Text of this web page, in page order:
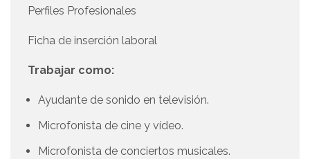
Perfiles Profesionales
Ficha de inserción laboral
Trabajar como:
Ayudante de sonido en televisión.
Microfonista de cine y vídeo.
Microfonista de conciertos musicales.